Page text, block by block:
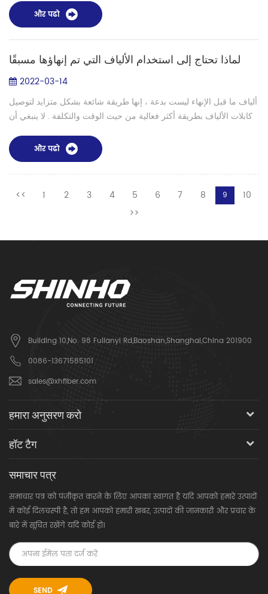
सभी विकल्पों...
और पढो
لماذا تحتاج إلى استخدام الألياف التي تم إنهاؤها مسبقًا
2022-03-14
ألياف ما قبل الإنهاء ليست بدعة ، إنها طريقة شائعة بشكل متزايد لتوصيل
كابلات الألياف بطريقة أكثر فعالية من حيث الوقت والتكلفة . لا ينبغي أن
और पढो
<< 1 2 3 4 5 6 7 8 9
10
>>
Building 10,No. 98 Fulianyi Rd,Baoshan,Shanghai,China 201900
0086-13671585101
sales@xhfiber.com
हमारा अनुसरण करो
हॉट टैग
समाचार पत्र
समाचार पत्र को पंजीकृत करने के लिए आपका स्वागत है यदि आपको हमारे उत्पादों
में कोई दिलचस्पी है, तो हम आपको हमारी खबर, उत्पादों की जानकारी और प्रचार के
बारे में सूचित रखेंगे यदि कोई हो।